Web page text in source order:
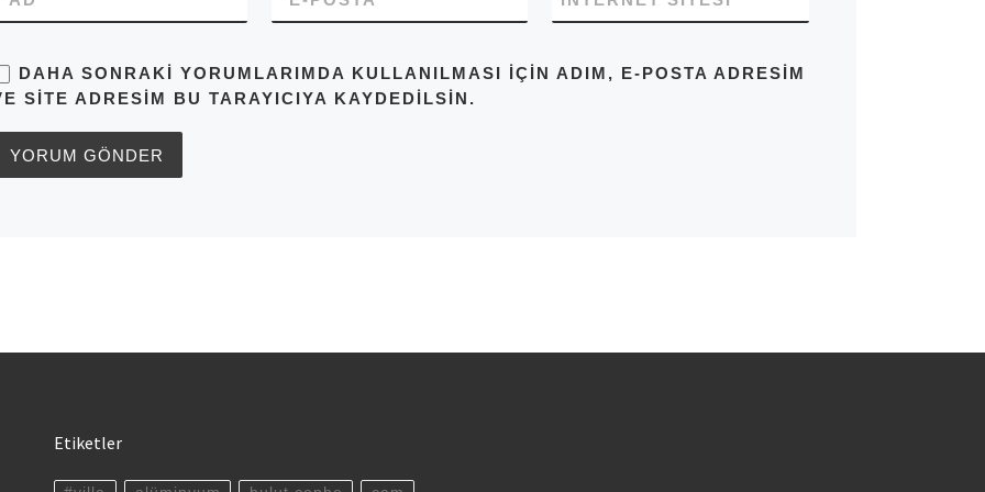
DAHA SONRAKI YORUMLARIMDA KULLANILMASI IÇIN ADIM, E-POSTA ADRESIM
SITE ADRESIM BU TARAYICIYA KAYDEDILSIN.
Etiketler